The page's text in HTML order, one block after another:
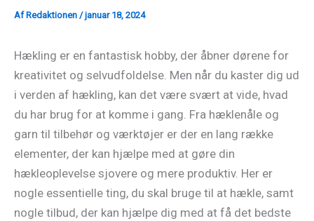
Af Redaktionen /januar 18, 2024
Hækling er en fantastisk hobby, der åbner dørene for
kreativitet og selvudfoldelse. Men når du kaster dig ud
i verden af hækling, kan det være svært at vide, hvad
du har brug for at komme i gang. Fra hæklenåle og
garn til tilbehør og værktøjer er der en lang række
elementer, der kan hjælpe med at gøre din
hækleoplevelse sjovere og mere produktiv. Her er
nogle essentielle ting, du skal bruge til at hækle, samt
nogle tilbud, der kan hjælpe dig med at få det bedste